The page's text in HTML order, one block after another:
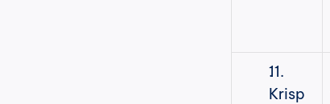
.
Krisp